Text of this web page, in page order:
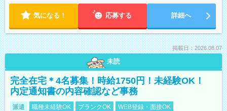
気になる！ 応募する 詳細へ
掲載日：2026.08.07
未読
完全在宅＊4名募集！時給1750円！未経験OK！
内定通知書の内容確認など事務
派遣 職種未経験OK ブランクOK WEB登録・面接OK